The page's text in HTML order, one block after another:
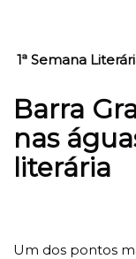
1ª Semana
Barra
nas
literária
Um dos pontos